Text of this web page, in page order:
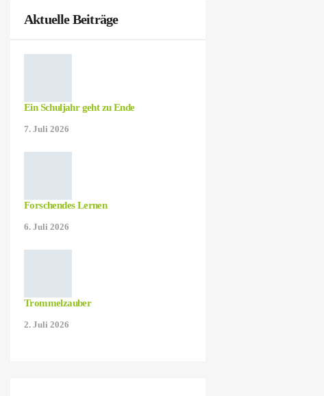
Aktuelle Beiträge
Ein Schuljahr geht zu Ende
7. Juli 2026
Forschendes Lernen
6. Juli 2026
Trommelzauber
2. Juli 2026